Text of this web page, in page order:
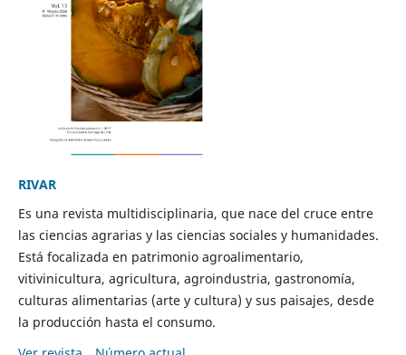
RIVAR
Es una revista multidisciplinaria, que nace del cruce entre
las ciencias agrarias y las ciencias sociales y humanidades.
Está focalizada en patrimonio agroalimentario,
vitivinicultura, agricultura, agroindustria, gastronomía,
culturas alimentarias (arte y cultura) y sus paisajes, desde
la producción hasta el consumo.